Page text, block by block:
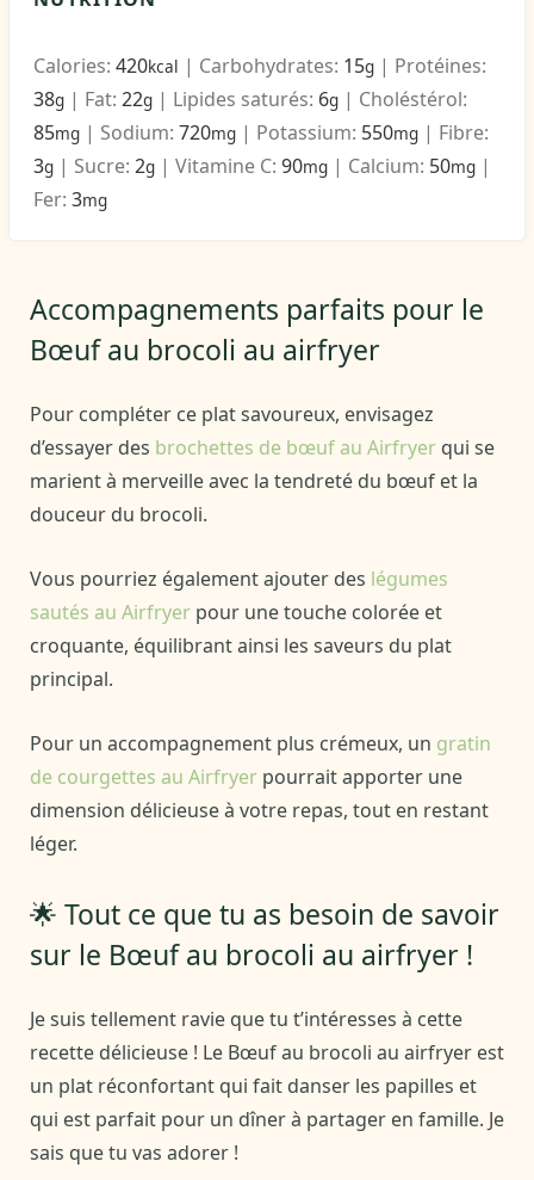
Calories: 420kcal | Carbohydrates: 15g | Protéines:
38g | Fat: 22g | Lipides saturés: 6g | Choléstérol:
85mg | Sodium: 720mg | Potassium: 550mg | Fibre:
3g | Sucre: 2g | Vitamine C: 90mg | Calcium: 50mg |
Fer: 3mg
Accompagnements parfaits pour le
Bœuf au brocoli au airfryer
Pour compléter ce plat savoureux, envisagez
d’essayer des brochettes de bœuf au Airfryer qui se
marient à merveille avec la tendreté du bœuf et la
douceur du brocoli.
Vous pourriez également ajouter des légumes
sautés au Airfryer pour une touche colorée et
croquante, équilibrant ainsi les saveurs du plat
principal.
Pour un accompagnement plus crémeux, un gratin
de courgettes au Airfryer pourrait apporter une
dimension délicieuse à votre repas, tout en restant
léger.
🌟 Tout ce que tu as besoin de savoir
sur le Bœuf au brocoli au airfryer !
Je suis tellement ravie que tu t’intéresses à cette
recette délicieuse ! Le Bœuf au brocoli au airfryer est
un plat réconfortant qui fait danser les papilles et
qui est parfait pour un dîner à partager en famille. Je
sais que tu vas adorer !